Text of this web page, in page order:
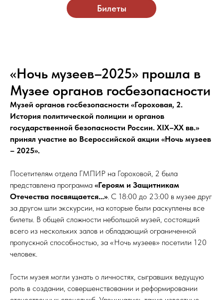
Билеты
«Ночь музеев–2025» прошла в
Музее органов госбезопасности
Музей органов госбезопасности «Гороховая, 2.
История политической полиции и органов
государственной безопасности России. XIX–XX вв.»
принял участие во Всероссийской акции «Ночь музеев
– 2025».
Посетителям отдела ГМПИР на Гороховой, 2 была
представлена программа «Героям и Защитникам
Отечества посвящается…». С 18:00 до 23:00 в музее друг
за другом шли экскурсии, на которые были раскуплены все
билеты. В общей сложности небольшой музей, состоящий
всего из нескольких залов и обладающий ограниченной
пропускной способностью, за «Ночь музеев» посетили 120
человек.
Гости музея могли узнать о личностях, сыгравших ведущую
роль в создании, совершенствовании и реформировании